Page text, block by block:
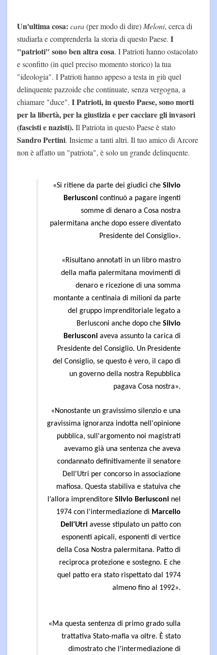
Un'ultima cosa: cara(per modo di dire) Meloni, cerca di
studiarla e comprenderla la storia di questo Paese. I
"patrioti" sono ben altra cosa. I Patrioti hanno ostacolato
e sconfitto (in quel preciso momento storico) la tua
"ideologia". I Patrioti hanno appeso a testa in giù quel
delinquente pazzoide che continuate, senza vergogna, a
chiamare "duce". I Patrioti, in questo Paese, sono morti
per la libertà, per la giustizia e per cacciare gli invasori
(fascisti e nazisti).Il Patriota in questo Paese è stato
Sandro Pertini. Insieme a tanti altri. Il tuo amico di Arcore
non è affatto un "patriota", è solo un grande delinquente.
«Si ritiene da parte dei giudici che Silvio
Berlusconi continuò a pagare ingenti
somme di denaro a Cosa nostra
palermitana anche dopo essere diventato
Presidente del Consiglio».
«Risultano annotati in un libro mastro
della mafia palermitana movimenti di
denaro e ricezione di una somma
montante a centinaia di milioni da parte
del gruppo imprenditoriale legato a
Berlusconi anche dopo che Silvio
Berlusconi aveva assunto la carica di
Presidente del Consiglio. Un Presidente
del Consiglio, se questo è vero, il capo di
un governo della nostra Repubblica
pagava Cosa nostra».
«Nonostante un gravissimo silenzio e una
gravissima ignoranza indotta nell'opinione
pubblica, sull'argomento noi magistrati
avevamo già una sentenza che aveva
condannato definitivamente il senatore
Dell'Utri per concorso in associazione
mafiosa. Questa stabiliva e statuiva che
l’allora imprenditore Silvio Berlusconi nel
1974 con l'intermediazione di Marcello
Dell'Utri avesse stipulato un patto con
esponenti apicali, esponenti di vertice
della Cosa Nostra palermitana. Patto di
reciproca protezione e sostegno. E che
quel patto era stato rispettato dal 1974
almeno fino al 1992».
«Ma questa sentenza di primo grado sulla
trattativa Stato-mafia va oltre. È stato
dimostrato che l'intermediazione di